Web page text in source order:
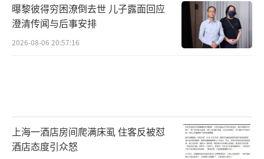
处警民警连夜开展调查取证及嫌疑人抓捕
工作，20日上午张某、张某某先后到案。
机关刑事拘留
，案件正在进一步侦办中。
曝黎彼得穷困潦倒去世 儿子露面回应
澄清传闻与后事安排
2026-08-06 20:57:16
上海一酒店房间爬满床虱 住客反被怼
酒店态度引众怒